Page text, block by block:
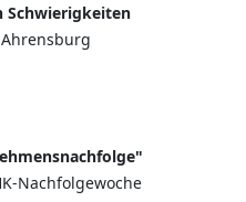
Schwierigkeiten
Nachfolgewoche